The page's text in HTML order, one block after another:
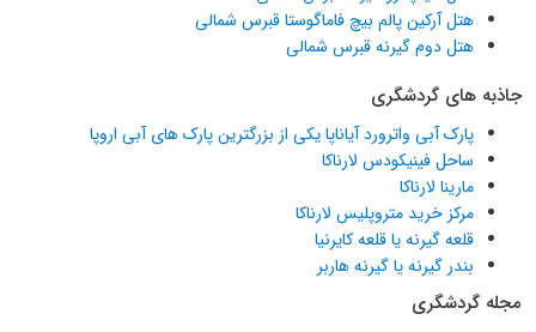
هتل آرکین پالم بیچ فاماگوستا قبرس شمالی
هتل دوم گیرنه قبرس شمالی
جاذبه های گردشگری
پارک آبی واترورد آیاناپا یکی از بزرگترین پارک های آبی اروپا
ساحل فینیکودس لارناکا
مارینا لارناکا
مرکز خرید متروپلیس لارناکا
قلعه گیرنه یا قلعه کایرنیا
بندر گیرنه یا گیرنه هاربر
مجله گردشگری